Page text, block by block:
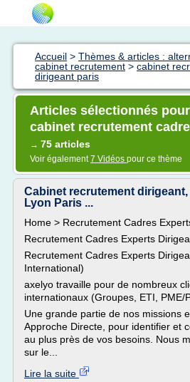
Accueil > Thèmes & articles :
cabinet recrutement > cabinet
dirigeant paris
Articles sélectionnés
cabinet recrutement
→ 75 articles
Voir également7 Vidéos pour ce thème
Cabinet recrutement
Lyon Paris ...
Home > Recrutement Cadres
Recrutement Cadres Experts
Recrutement Cadres Experts
International)
axelyo travaille pour de nombreux
internationaux (Groupes, ETI, PME/
Une grande partie de nos missions
Approche Directe, pour identifier et
au plus près de vos besoins. Nous
sur le...
Lire la suite